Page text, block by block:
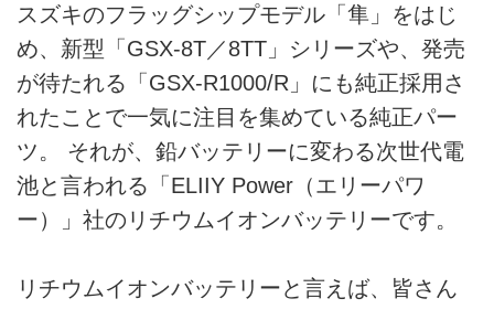
スズキのフラッグシップモデル「隼」をはじ
め、新型「GSX-8T／8TT」シリーズや、発売
が待たれる「GSX-R1000/R」にも純正採用さ
れたことで一気に注目を集めている純正パー
ツ。 それが、鉛バッテリーに変わる次世代電
池と言われる「ELIIY Power（エリーパワ
ー）」社のリチウムイオンバッテリーです。
リチウムイオンバッテリーと言えば、皆さん